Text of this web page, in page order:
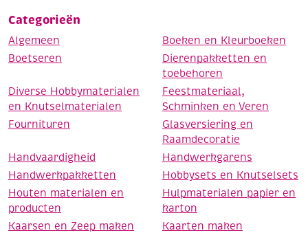
Categorieën
Algemeen
Boeken en Kleurboeken
Boetseren
Dierenpakketten en
toebehoren
Diverse Hobbymaterialen
en Knutselmaterialen
Feestmateriaal,
Schminken en Veren
Fournituren
Glasversiering en
Raamdecoratie
Handvaardigheid
Handwerkgarens
Handwerkpakketten
Hobbysets en Knutselsets
Houten materialen en
producten
Hulpmaterialen papier en
karton
Kaarsen en Zeep maken
Kaarten maken